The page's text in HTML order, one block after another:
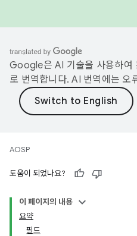
Google은 AI 기술을 사용하여
로 번역합니다. AI 번역에는 오
AOSP
도움이 되었나요?
이 페이지의 내용
요약
필드